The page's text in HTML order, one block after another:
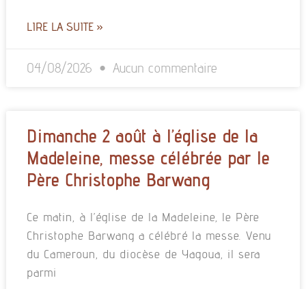
LIRE LA SUITE »
04/08/2026 Aucun commentaire
Dimanche 2 août à l’église de la
Madeleine, messe célébrée par le
Père Christophe Barwang
Ce matin, à l’église de la Madeleine, le Père
Christophe Barwang a célébré la messe. Venu
du Cameroun, du diocèse de Yagoua, il sera
parmi